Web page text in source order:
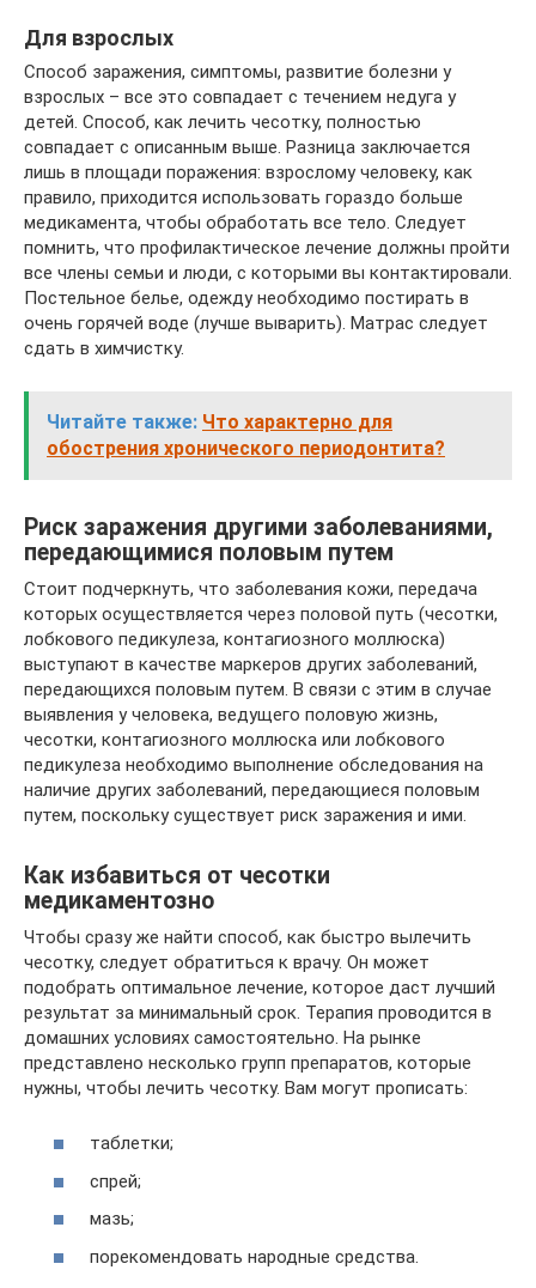
Для взрослых
Способ заражения, симптомы, развитие болезни у
взрослых – все это совпадает с течением недуга у
детей. Способ, как лечить чесотку, полностью
совпадает с описанным выше. Разница заключается
лишь в площади поражения: взрослому человеку, как
правило, приходится использовать гораздо больше
медикамента, чтобы обработать все тело. Следует
помнить, что профилактическое лечение должны пройти
все члены семьи и люди, с которыми вы контактировали.
Постельное белье, одежду необходимо постирать в
очень горячей воде (лучше выварить). Матрас следует
сдать в химчистку.
Читайте также: Что характерно для
обострения хронического периодонтита?
Риск заражения другими заболеваниями,
передающимися половым путем
Стоит подчеркнуть, что заболевания кожи, передача
которых осуществляется через половой путь (чесотки,
лобкового педикулеза, контагиозного моллюска)
выступают в качестве маркеров других заболеваний,
передающихся половым путем. В связи с этим в случае
выявления у человека, ведущего половую жизнь,
чесотки, контагиозного моллюска или лобкового
педикулеза необходимо выполнение обследования на
наличие других заболеваний, передающиеся половым
путем, поскольку существует риск заражения и ими.
Как избавиться от чесотки
медикаментозно
Чтобы сразу же найти способ, как быстро вылечить
чесотку, следует обратиться к врачу. Он может
подобрать оптимальное лечение, которое даст лучший
результат за минимальный срок. Терапия проводится в
домашних условиях самостоятельно. На рынке
представлено несколько групп препаратов, которые
нужны, чтобы лечить чесотку. Вам могут прописать:
таблетки;
спрей;
мазь;
порекомендовать народные средства.